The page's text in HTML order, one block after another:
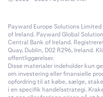
Payward Europe Solutions
of Ireland. Payward Global
Central Bank of Ireland.
Quay, Dublin, D02 R296, Ireland.
offentliggørelser.
Disse materialer indeholder kun
om investering eller finansielle
opfordring til at købe, sælge,
i en specifik handelsstrategi.